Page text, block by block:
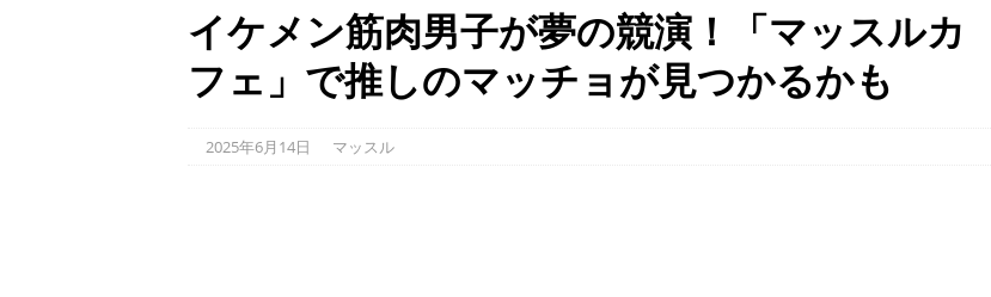
イケメン筋肉男子が夢の競演！「マッスルカ
フェ」で推しのマッチョが見つかるかも
2025年6月14日 マッスル